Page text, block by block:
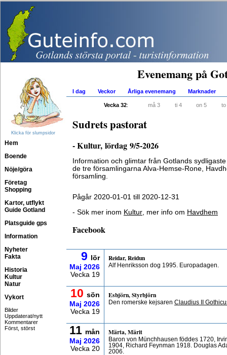
Klicka för slumpsidor
Hem
Boende
Nöje/göra
Företag
Shopping
Kartor, utflykt
Guide Gotland
Platsguide gps
Information
Nyheter
Fakta
Historia
Kultur
Natur
Vykort
Bilder
Uppdaterat/nytt
Kommentarer
Först, störst
Evenemang på
I dag Veckor Årliga evenemang Marknader
Vecka 32: må 3 ti 4 on 5 to
Sudrets pastorat
- Kultur, lördag 9/5-2026
Information och glimtar från Gotlands
de tre församlingarna Alva-Hemse-Rone,
församling.
Pågår 2020-01-01 till 2020-12-31
- Sök mer inom Kultur, mer info om Havdhem
Facebook
9
lör
Maj 2026
Vecka 19
Reidar, Reidun
Alf Henriksson dog 1995. Europadagen.
10 sön
Maj 2026
Vecka 19
Esbjörn, Styrbjörn
Den romerske kejsaren Claudius II
11 mån
Maj 2026
Vecka 20
Märta, Märit
Baron von Münchhausen föddes 1720,
1904, Richard Feynman 1918. Douglas
2006.